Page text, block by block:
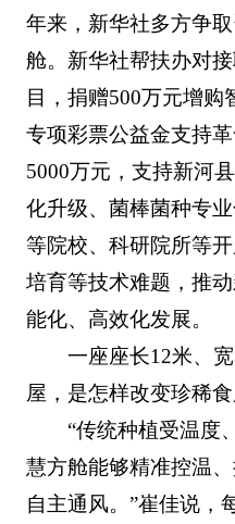
年来，新华社多方争
舱。新华社帮扶办对
目，捐赠500万元增
专项彩票公益金支持
5000万元，支持新河
化升级、菌棒菌种专
等院校、科研院所等
培育等技术难题，推
能化、高效化发展。
一座座长12米、
屋，是怎样改变珍稀
“传统种植受温度
慧方舱能够精准控温
自主通风。”崔佳说，